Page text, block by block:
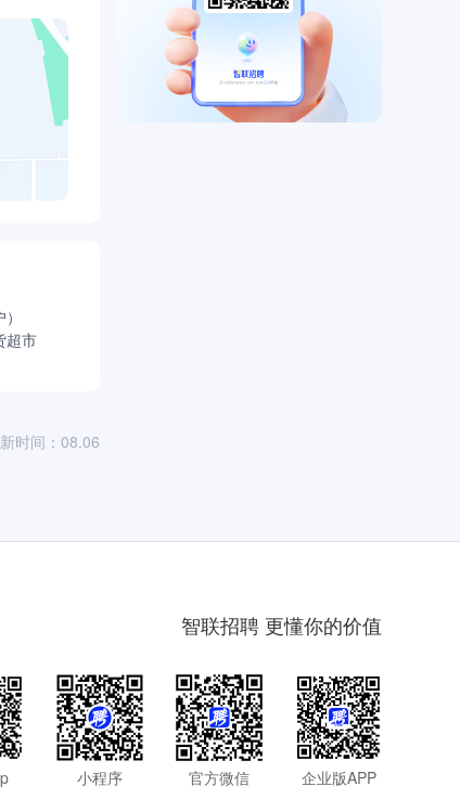
超市
时间：08.06
智联招聘 更懂你的价值
小程序 官方微信 企业版APP